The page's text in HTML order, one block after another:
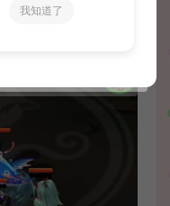
我知道了